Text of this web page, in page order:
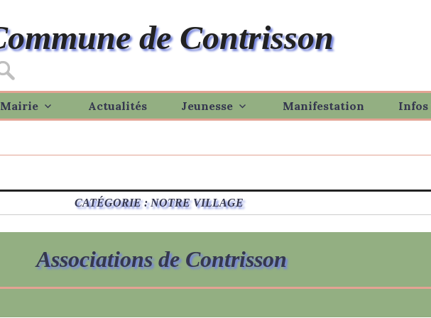
de Contrisson
Mairie Actualités Jeunesse Manifestation Infos
CATÉGORIE :NOTRE VILLAGE
Associations de Contrisson